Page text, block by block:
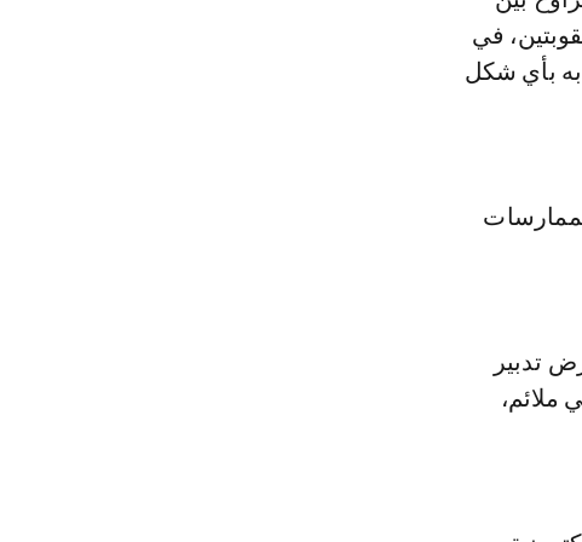
بإحدى العقوبتين، في
بأي شكل
تدبير
ملائم،